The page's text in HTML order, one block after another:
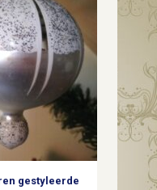
gestyleerde